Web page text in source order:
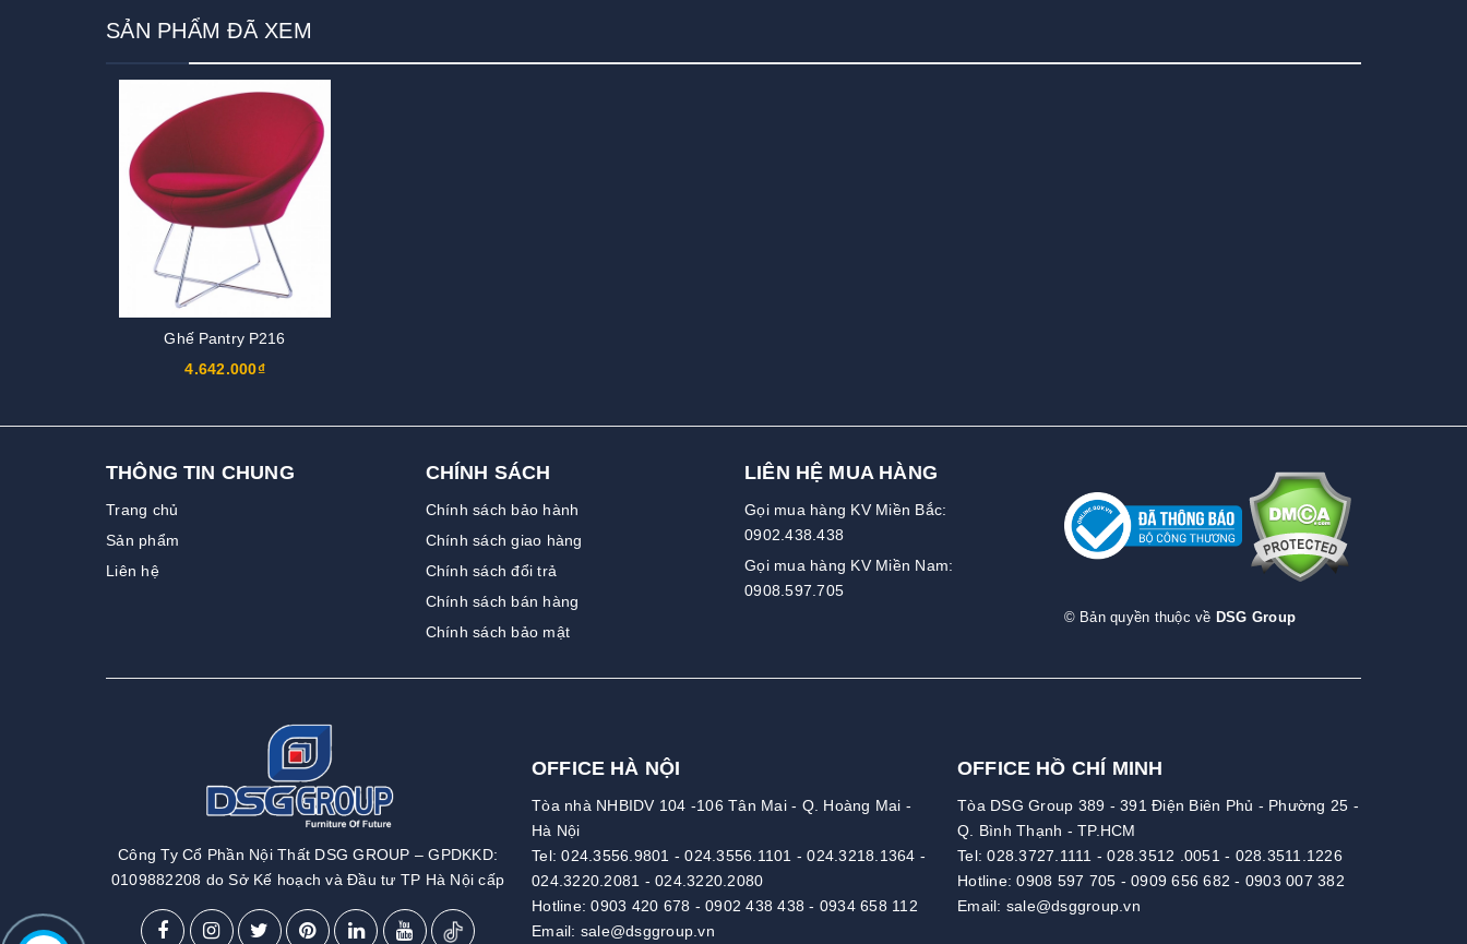
SẢN PHẨM ĐÃ XEM
Ghế Pantry P216
4.642.000₫
THÔNG TIN CHUNG
Trang chủ
Sản phẩm
Liên hệ
CHÍNH SÁCH
Chính sách bảo hành
Chính sách giao hàng
Chính sách đổi trả
Chính sách bán hàng
Chính sách bảo mật
LIÊN HỆ MUA HÀNG
Gọi mua hàng KV Miền Bắc:
0902.438.438
Gọi mua hàng KV Miền Nam:
0908.597.705
© Bản quyền thuộc về DSG Group
Công Ty Cổ Phần Nội Thất DSG GROUP – GPDKKD:
0109882208 do Sở Kế hoạch và Đầu tư TP Hà Nội cấp
OFFICE HÀ NỘI
Tòa nhà NHBIDV 104 -106 Tân Mai - Q. Hoàng Mai -
Hà Nội
Tel:024.3556.9801 -024.3556.1101 -024.3218.1364 -
024.3220.2081 - 024.3220.2080
Hotline:0903 420 678 - 0902 438 438 - 0934 658 112
Email: sale@dsggroup.vn
OFFICE HỒ CHÍ MINH
Tòa DSG Group 389 - 391 Điện Biên Phủ - Phường 25 -
Q. Bình Thạnh - TP.HCM
Tel:028.3727.1111 -028.3512 .0051 - 028.3511.1226
Hotline:0908 597 705 - 0909 656 682 - 0903 007 382
Email: sale@dsggroup.vn